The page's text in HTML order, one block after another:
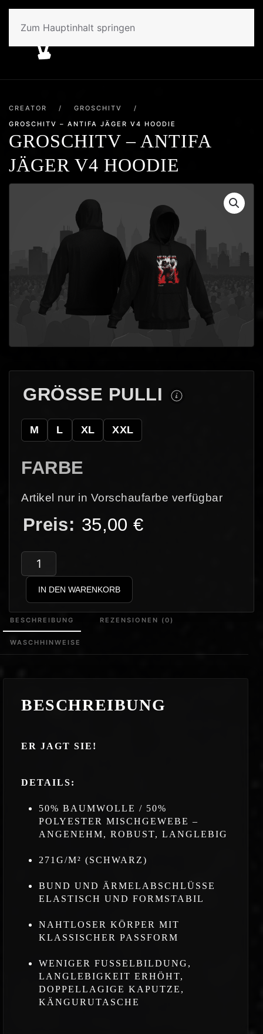
Zum Hauptinhalt springen
CREATOR / GROSCHITV
/
GROSCHITV – ANTIFA JÄGER V4 HOODIE
GROSCHITV – ANTIFA
JÄGER V4 HOODIE
GRÖSSE PULLI
M L XL XXL
FARBE
Artikel nur in Vorschaufarbe verfügbar
35,00 €
GroschiTV
–
Antifa
Jäger
v4
Hoodie
IN DEN WARENKORB
BESCHREIBUNG REZENSIONEN (0)
WASCHHINWEISE
BESCHREIBUNG
ER JAGT SIE!
DETAILS:
50% BAUMWOLLE / 50%
POLYESTER MISCHGEWEBE –
ANGENEHM, ROBUST, LANGLEBIG
271G/M² (SCHWARZ)
BUND UND ÄRMELABSCHLÜSSE
ELASTISCH UND FORMSTABIL
NAHTLOSER KÖRPER MIT
KLASSISCHER PASSFORM
WENIGER FUSSELBILDUNG,
LANGLEBIGKEIT ERHÖHT,
DOPPELLAGIGE KAPUTZE,
KÄNGURUTASCHE